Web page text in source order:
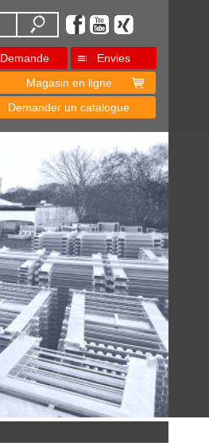
Demande
Envies
Magasin en ligne
Demander un catalogue